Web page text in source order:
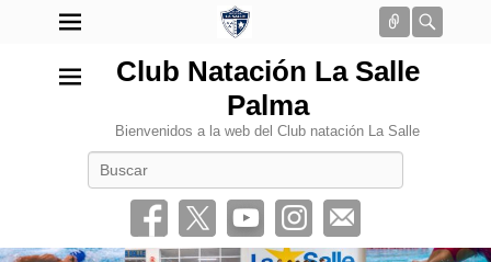
Conectar
Club Natación La Salle
Palma
Bienvenidos a la web del Club natación La Salle